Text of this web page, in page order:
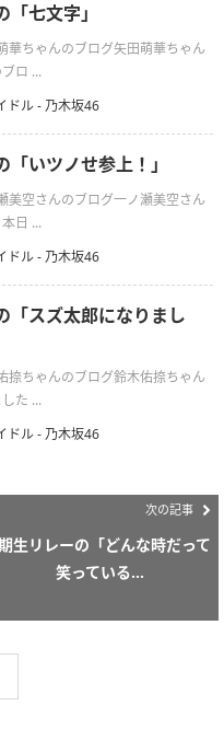
七文字」
華ちゃんのブログ矢田萌華ちゃん
ロ ...
ドル - 乃木坂46
いツノせ参上！」
美空さんのブログ一ノ瀬美空さん
日 ...
ドル - 乃木坂46
「スズ太郎になりまし
捺ちゃんのブログ鈴木佑捺ちゃん
た ...
ドル - 乃木坂46
次の記事
生リレーの「どんな時だって
笑っている...